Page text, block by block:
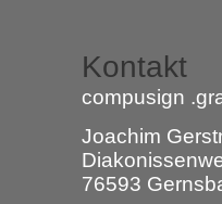
Kontakt
compusign
Joachim
76593